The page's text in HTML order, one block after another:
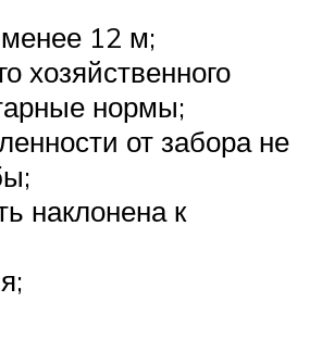
менее 12 м;
хозяйственного
нормы;
от забора не
наклонена к